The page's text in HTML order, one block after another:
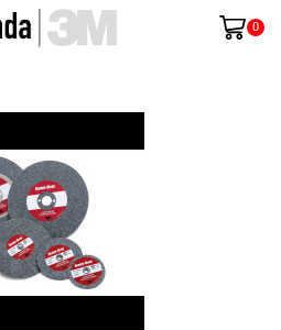
0